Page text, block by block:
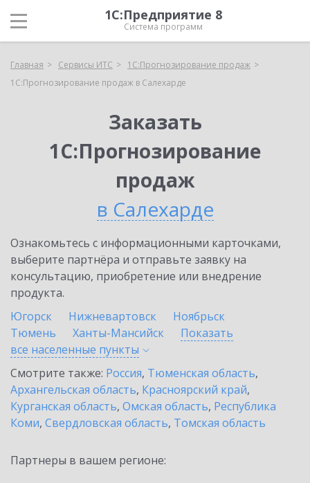
1С:Предприятие 8
Система программ
Главная Сервисы ИТС
1С:Прогнозирование продаж
1С:Прогнозирование продаж в Салехарде
Заказать
1С:Прогнозирование
продаж
в Салехарде
Ознакомьтесь с информационными карточками,
выберите партнёра и отправьте заявку на
консультацию, приобретение или внедрение
продукта.
Югорск
Нижневартовск
Ноябрьск
Тюмень
Ханты-Мансийск
Показать
все населенные пункты
Смотрите также: Россия, Тюменская область,
Архангельская область, Красноярский край,
Курганская область, Омская область, Республика
Коми, Свердловская область, Томская область
Партнеры в вашем регионе: